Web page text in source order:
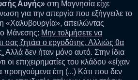
Αυγής» στη Μαγνησία είχε
για την απεργία που εξήγγειλε το
«Χαλυβουργία», απειλώντας
Μάνεσης: Μην τολμήσετε να
σας ζητάει ο εργοδότης. Αλλιώς θα
Αλλά δεν ήταν μόνο αυτό. Στην ίδια
οι επιχειρηματίες του κλάδου «είχαν
προηγούμενα έτη (...) Κάτι που δεν